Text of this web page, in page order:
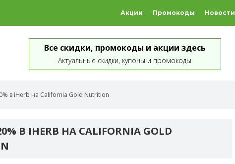
Акции Промокоды Новости
Все скидки, промокоды и акции здесь
Актуальные скидки, купоны и промокоды
в iHerb на California Gold Nutrition
В IHERB НА CALIFORNIA GOLD